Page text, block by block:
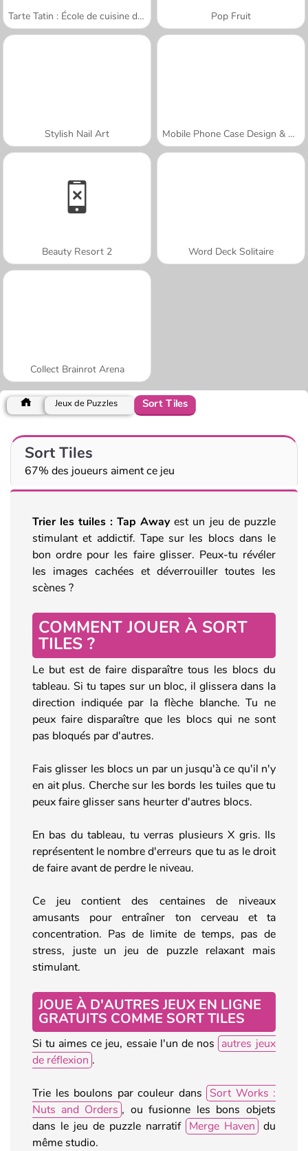
Tarte Tatin : École de cuisine de Sara Pop Fruit
Stylish Nail Art Mobile Phone Case Design & DIY
Beauty Resort 2 Word Deck Solitaire
Collect Brainrot Arena
Jeux de Puzzles Sort Tiles
Sort Tiles
67% des joueurs aiment ce jeu
Trier les tuiles : Tap Awayest un jeu de puzzle
stimulant et addictif. Tape sur les blocs dans le
bon ordre pour les faire glisser. Peux-tu révéler
les images cachées et déverrouiller toutes les
scènes ?
COMMENT JOUER À SORT
TILES ?
Le but est de faire disparaître tous les blocs du
tableau. Si tu tapes sur un bloc, il glissera dans la
direction indiquée par la flèche blanche. Tu ne
peux faire disparaître que les blocs qui ne sont
pas bloqués par d'autres.
Fais glisser les blocs un par un jusqu'à ce qu'il n'y
en ait plus. Cherche sur les bords les tuiles que tu
peux faire glisser sans heurter d'autres blocs.
En bas du tableau, tu verras plusieurs X gris. Ils
représentent le nombre d'erreurs que tu as le droit
de faire avant de perdre le niveau.
Ce jeu contient des centaines de niveaux
amusants pour entraîner ton cerveau et ta
concentration. Pas de limite de temps, pas de
stress, juste un jeu de puzzle relaxant mais
stimulant.
JOUE À D'AUTRES JEUX EN LIGNE
GRATUITS COMME SORT TILES
Si tu aimes ce jeu, essaie l'un de nos autres jeux
de réflexion .
Trie les boulons par couleur dans Sort Works :
Nuts and Orders , ou fusionne les bons objets
dans le jeu de puzzle narratif Merge Haven du
même studio.